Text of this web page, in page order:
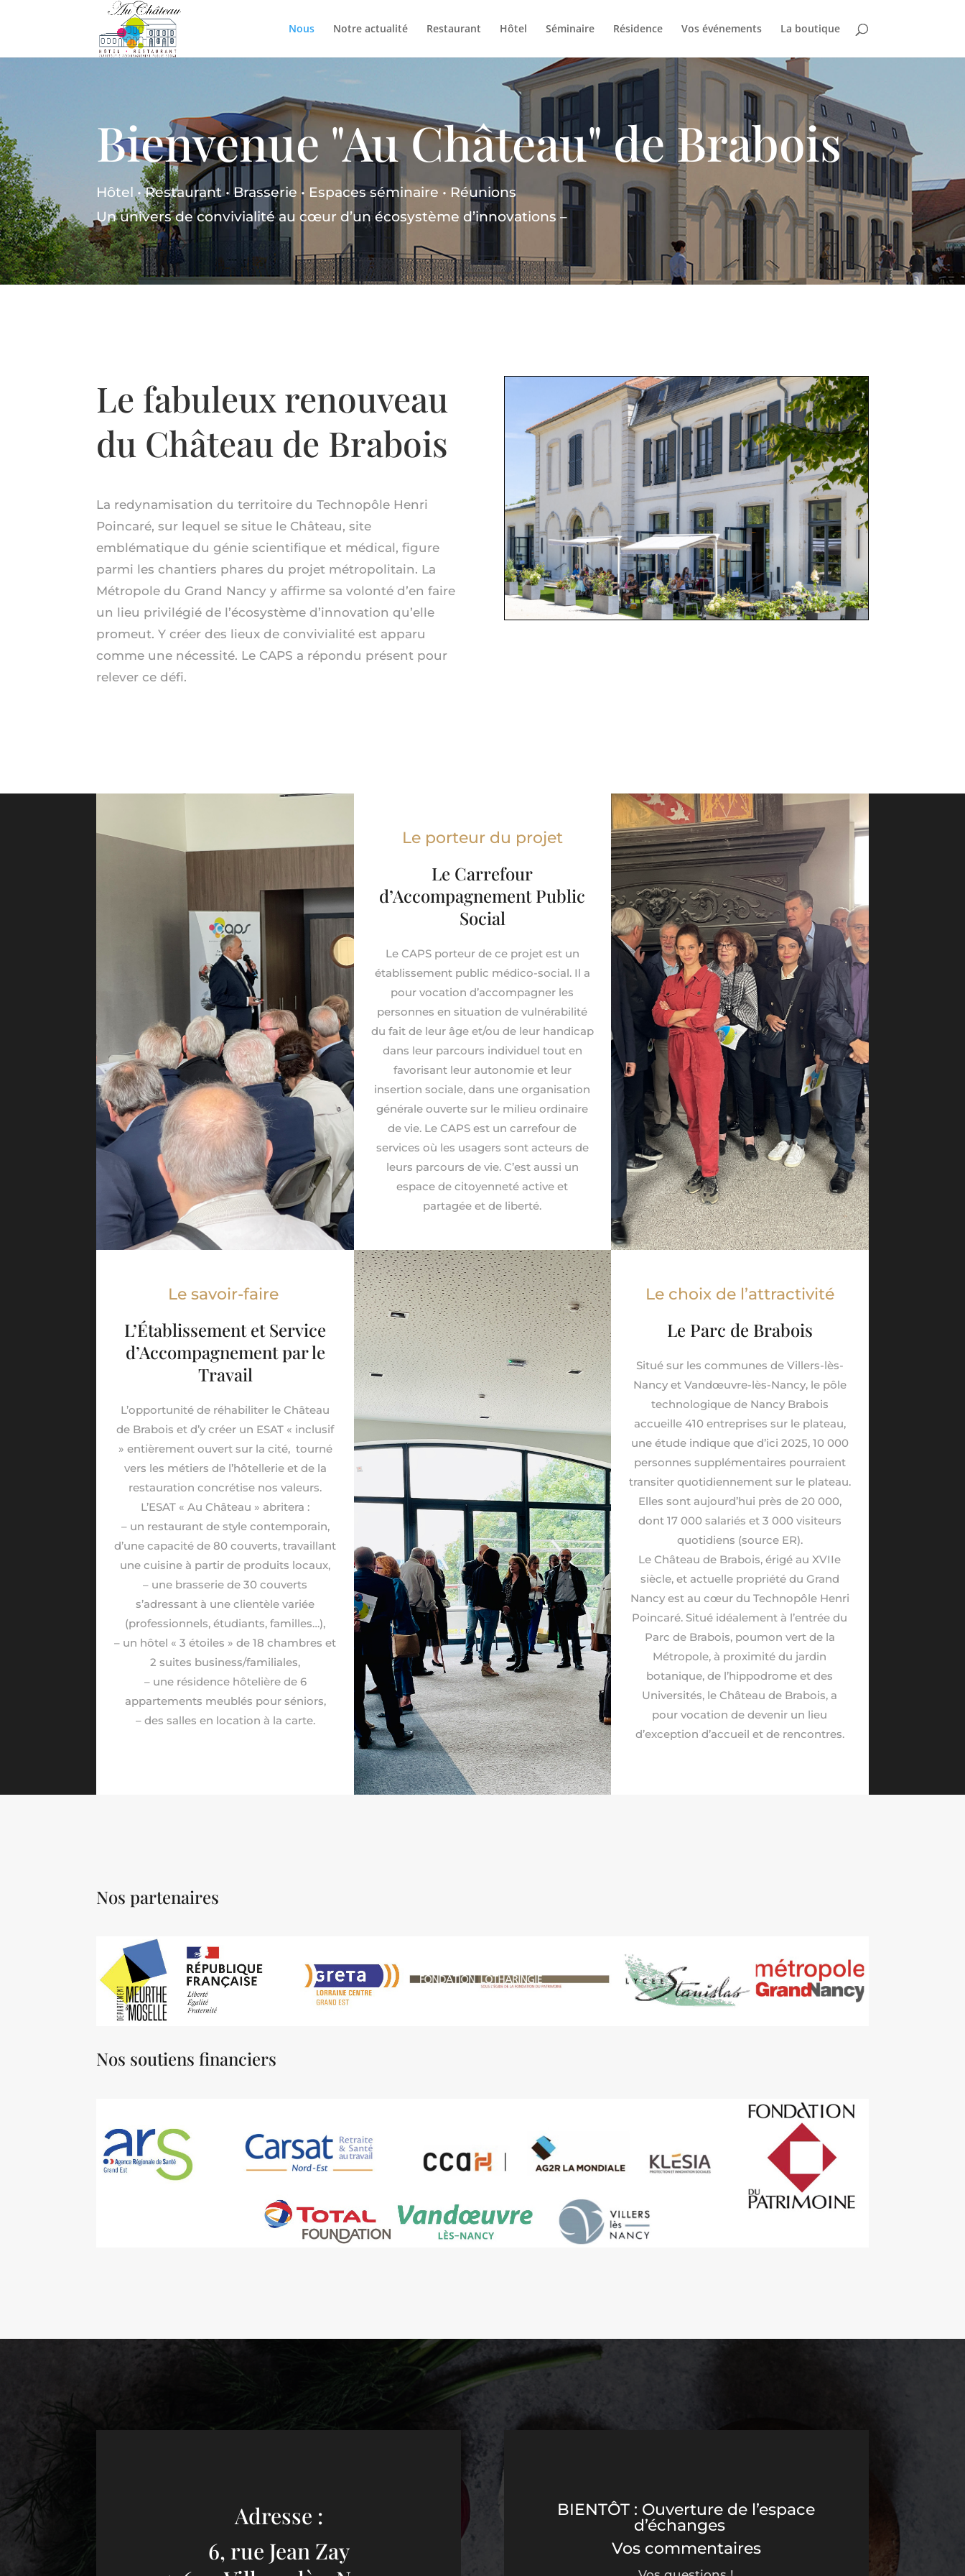
Nous Notre actualité Restaurant Hôtel Séminaire Résidence Vos événements La boutique
Bienvenue "Au Château" de Brabois
Hôtel • Restaurant • Brasserie • Espaces séminaire • Réunions
Un univers de convivialité au cœur d’un écosystème d’innovations –
Le fabuleux renouveau
du Château de Brabois
La redynamisation du territoire du Technopôle Henri
Poincaré, sur lequel se situe le Château, site
emblématique du génie scientifique et médical, figure
parmi les chantiers phares du projet métropolitain. La
Métropole du Grand Nancy y affirme sa volonté d’en faire
un lieu privilégié de l’écosystème d’innovation qu’elle
promeut. Y créer des lieux de convivialité est apparu
comme une nécessité. Le CAPS a répondu présent pour
relever ce défi.
Le porteur du projet
Le Carrefour
d’Accompagnement Public
Social
Le CAPS porteur de ce projet est un
établissement public médico-social. Il a
pour vocation d’accompagner les
personnes en situation de vulnérabilité
du fait de leur âge et/ou de leur handicap
dans leur parcours individuel tout en
favorisant leur autonomie et leur
insertion sociale, dans une organisation
générale ouverte sur le milieu ordinaire
de vie. Le CAPS est un carrefour de
services où les usagers sont acteurs de
leurs parcours de vie. C’est aussi un
espace de citoyenneté active et
partagée et de liberté.
Le savoir-faire
L’Établissement et Service
d’Accompagnement par le
Travail
L’opportunité de réhabiliter le Château
de Brabois et d’y créer un ESAT « inclusif
» entièrement ouvert sur la cité, tourné
vers les métiers de l’hôtellerie et de la
restauration concrétise nos valeurs.
L’ESAT « Au Château » abritera :
– un restaurant de style contemporain,
d’une capacité de 80 couverts, travaillant
une cuisine à partir de produits locaux,
– une brasserie de 30 couverts
s’adressant à une clientèle variée
(professionnels, étudiants, familles…),
– un hôtel « 3 étoiles » de 18 chambres et
2 suites business/familiales,
– une résidence hôtelière de 6
appartements meublés pour séniors,
– des salles en location à la carte.
Le choix de l’attractivité
Le Parc de Brabois
Situé sur les communes de Villers-lès-
Nancy et Vandœuvre-lès-Nancy, le pôle
technologique de Nancy Brabois
accueille 410 entreprises sur le plateau,
une étude indique que d’ici 2025, 10 000
personnes supplémentaires pourraient
transiter quotidiennement sur le plateau.
Elles sont aujourd’hui près de 20 000,
dont 17 000 salariés et 3 000 visiteurs
quotidiens (source ER).
Le Château de Brabois, érigé au XVIIe
siècle, et actuelle propriété du Grand
Nancy est au cœur du Technopôle Henri
Poincaré. Situé idéalement à l’entrée du
Parc de Brabois, poumon vert de la
Métropole, à proximité du jardin
botanique, de l’hippodrome et des
Universités, le Château de Brabois, a
pour vocation de devenir un lieu
d’exception d’accueil et de rencontres.
Nos partenaires
Nos soutiens financiers
Adresse :
6, rue Jean Zay
BIENTÔT : Ouverture de l’espace
d’échanges
Vos commentaires